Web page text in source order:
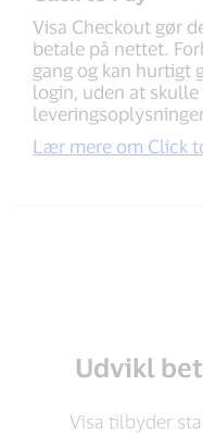
Visa Checkout gør
betale på nettet.
gang og kan hurtigt
login, uden at
Lær mere om Click
Udvikl
Visa tilbyder